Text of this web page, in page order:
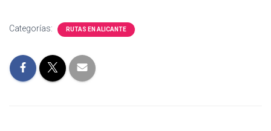
Categorías: RUTAS EN ALICANTE